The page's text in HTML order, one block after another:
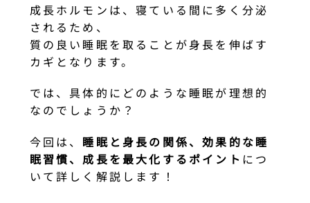
成長ホルモンは、寝ている間に多く分泌
されるため、
質の良い睡眠を取ることが身長を伸ばす
カギとなります。
では、具体的にどのような睡眠が理想的
なのでしょうか？
今回は、 睡眠と身長の関係、効果的な睡
眠習慣、成長を最大化するポイント につ
いて詳しく解説します！